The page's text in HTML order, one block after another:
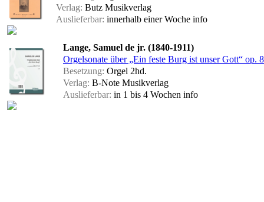
Verlag: Butz Musikverlag
Auslieferbar: innerhalb einer Woche info
Lange, Samuel de jr. (1840-1911)
Orgelsonate über „Ein feste Burg ist unser Gott“ op. 8
Besetzung: Orgel 2hd.
Verlag: B-Note Musikverlag
Auslieferbar: in 1 bis 4 Wochen info